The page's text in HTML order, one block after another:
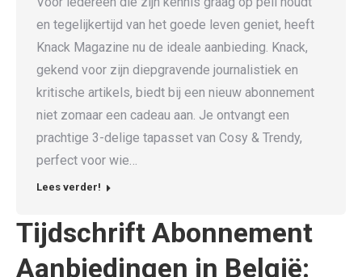
en tegelijkertijd van het goede leven geniet, heeft
Knack Magazine nu de ideale aanbieding. Knack,
gekend voor zijn diepgravende journalistiek en
kritische artikels, biedt bij een nieuw abonnement
niet zomaar een cadeau aan. Je ontvangt een
prachtige 3-delige tapasset van Cosy & Trendy,
perfect voor wie…
Lees verder!
Tijdschrift Abonnement
Aanbiedingen in België: